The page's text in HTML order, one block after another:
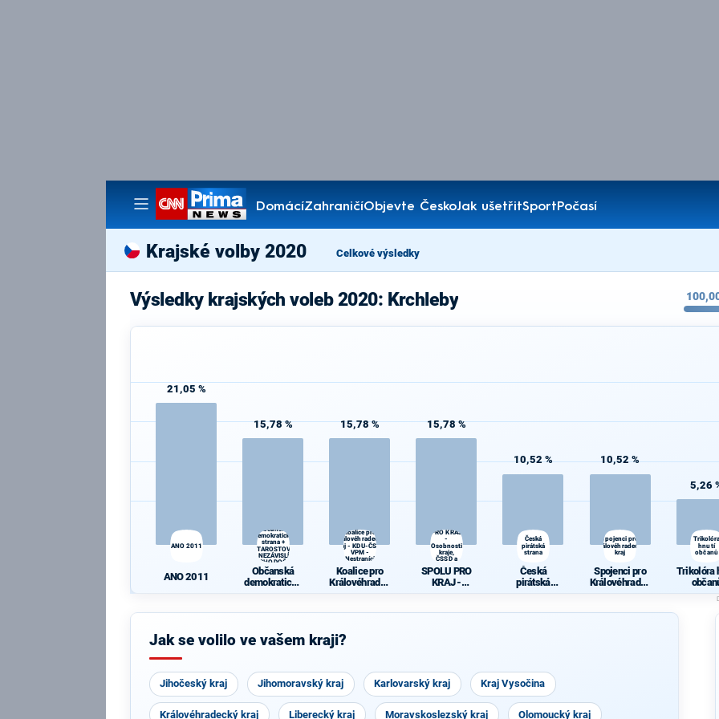
DomácíZahraničíObjevte ČeskoJak ušetřitSportPočasí
Pořady
Krajské volby 2020 Celkové výsledky
Výsledky krajských voleb 2020: Krchleby
21,05 %
ANO 2011
ANO 2011
15,78 %
Občanská
demokratická
strana +
STAROSTOVÉ
A NEZÁVISLÍ a
VÝCHODOČEŠI
Občanská
demokratická
A NEZÁVISLÍ
VÝCHODOČE
15,78 %
Koalice pro
Královéhradecký
kraj - KDU-ČSL -
VPM -
Nestraníci
Koalice pro
Královéhradec
Nestraníci
15,78 %
PRO KRAJ
-
Osobnosti
kraje,
ČSSD a
SPOLU PRO
KRAJ -
Zelení
10,52 %
Česká
pirátská
strana
Česká
pirátská
10,52 %
Spojenci pro
Královéhradecký
kraj
Spojenci pro
Královéhradec
ký kraj
5,26
Trikolóra
hnutí
občanů
Trikolóra
Jak se volilo ve vašem kraji?
Jihočeský kraj Jihomoravský kraj Karlovarský kraj Kraj Vysočina
Královéhradecký kraj Liberecký kraj Moravskoslezský kraj Olomoucký kraj